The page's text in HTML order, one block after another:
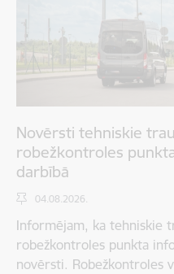
Novērsti tehniskie
robežkontroles
darbībā
04.08.2026.
Informējam, ka tehniskie
robežkontroles punkta
novērsti. Robežkontroles